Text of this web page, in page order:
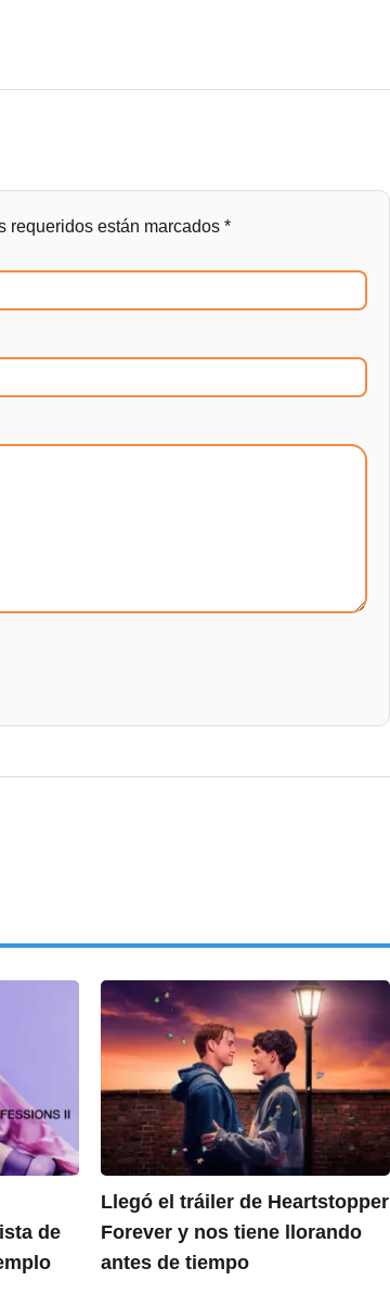
requeridos están marcados *
de
Llegó el tráiler de Heartstopper
Forever y nos tiene llorando
antes de tiempo